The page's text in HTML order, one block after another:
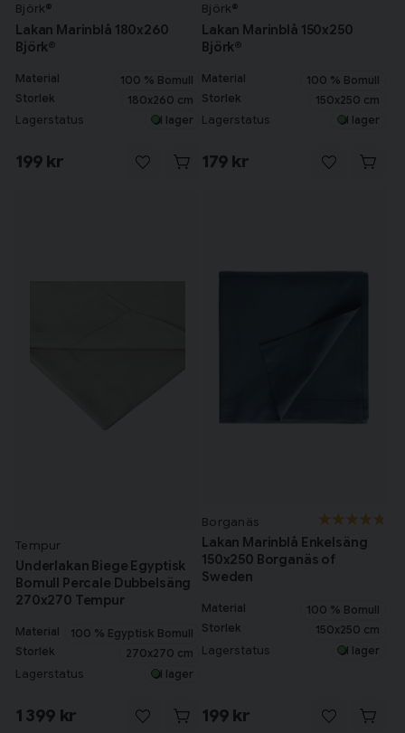
Björk®
Lakan Marinblå 180x260
Björk®
Material
100 % Bomull
Storlek
180x260 cm
Lagerstatus I lager
199 kr
Björk®
Lakan Marinblå 150x250
Björk®
Material
100 % Bomull
Storlek
150x250 cm
Lagerstatus I lager
179 kr
Tempur
Underlakan Biege Egyptisk
Bomull Percale Dubbelsäng
270x270 Tempur
Material
100 % Egyptisk Bomull
Storlek
270x270 cm
Lagerstatus I lager
1 399 kr
Borganäs
Lakan Marinblå Enkelsäng
150x250 Borganäs of
Sweden
Material
100 % Bomull
Storlek
150x250 cm
Lagerstatus I lager
199 kr